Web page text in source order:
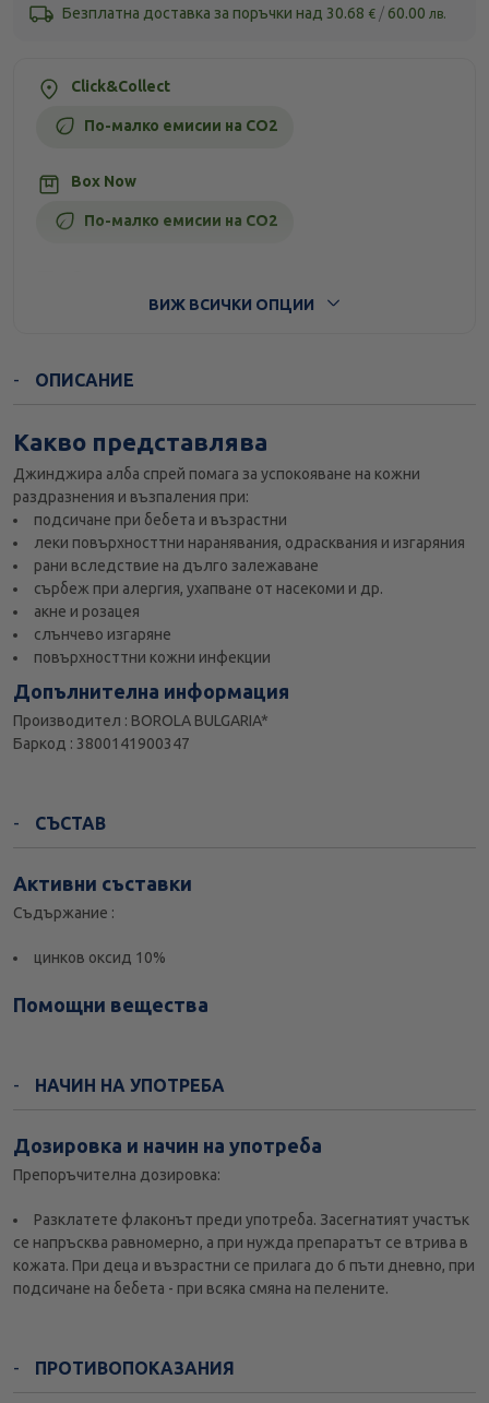
Безплатна доставка за поръчки над 30.68 € / 60.00 лв.
Click&Collect
По-малко емисии на CO2
Box Now
По-малко емисии на CO2
ВИЖ ВСИЧКИ ОПЦИИ
ОПИСАНИЕ
Какво представлява
Джинджира алба спрей помага за успокояване на кожни
раздразнения и възпаления при:
подсичане при бебета и възрастни
леки повърхносттни наранявания, одрасквания и изгаряния
рани вследствие на дълго залежаване
сърбеж при алергия, ухапване от насекоми и др.
акне и розацея
слънчево изгаряне
повърхносттни кожни инфекции
Допълнителна информация
Производител : BOROLA BULGARIA*
Баркод : 3800141900347
СЪСТАВ
Активни съставки
Съдържание :
цинков оксид 10%
Помощни вещества
НАЧИН НА УПОТРЕБА
Дозировка и начин на употреба
Препоръчителна дозировка:
Разклатете флаконът преди употреба. Засегнатият участък
се напръсква равномерно, а при нужда препаратът се втрива в
кожата. При деца и възрастни се прилага до 6 пъти дневно, при
подсичане на бебета - при всяка смяна на пелените.
ПРОТИВОПОКАЗАНИЯ